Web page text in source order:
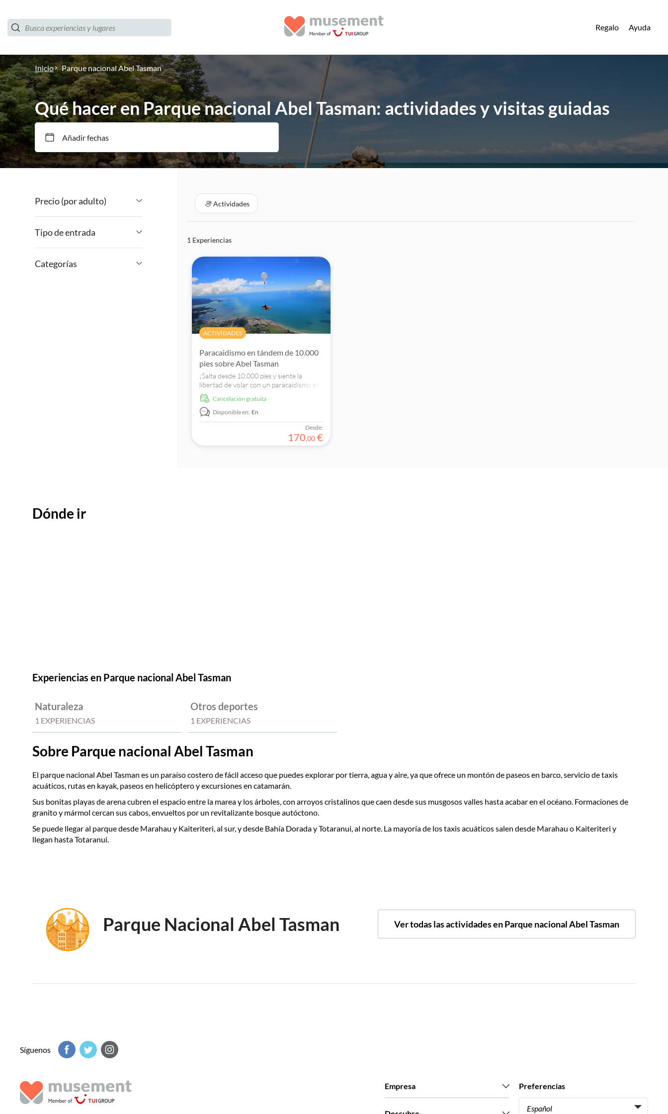
Regalo Ayuda
Inicio Parque nacional Abel Tasman
Qué hacer en Parque nacional Abel Tasman: actividades y visitas guiadas
Añadir fechas
Precio (por adulto)
Mín. € Máx. €
Tipo de entrada
Categorías
Actividades
1 Experiencias
ACTIVIDADES
Paracaidismo en tándem de 10.000
pies sobre Abel Tasman
¡Salta desde 10,000 pies y siente la
libertad de volar con un paracaidismo en
tándem sobre el hermoso paisaje del
Parque Nacional Abel Tasman!
cancelación gratuita
Disponible en: En
Desde:
170,00 €
Dónde ir
Experiencias en Parque nacional Abel Tasman
Naturaleza
1 EXPERIENCIAS
Otros deportes
1 EXPERIENCIAS
Sobre Parque nacional Abel Tasman
El parque nacional Abel Tasman es un paraíso costero de fácil acceso que puedes explorar por tierra, agua y aire, ya que ofrece un montón de paseos en barco, servicio de taxis
acuáticos, rutas en kayak, paseos en helicóptero y excursiones en catamarán.
Sus bonitas playas de arena cubren el espacio entre la marea y los árboles, con arroyos cristalinos que caen desde sus musgosos valles hasta acabar en el océano. Formaciones de
granito y mármol cercan sus cabos, envueltos por un revitalizante bosque autóctono.
Se puede llegar al parque desde Marahau y Kaiteriteri, al sur, y desde Bahía Dorada y Totaranui, al norte. La mayoría de los taxis acuáticos salen desde Marahau o Kaiteriteri y
llegan hasta Totaranui.
Parque Nacional Abel Tasman Ver todas las actividades en Parque nacional Abel Tasman
Síguenos
Empresa Preferencias
Español